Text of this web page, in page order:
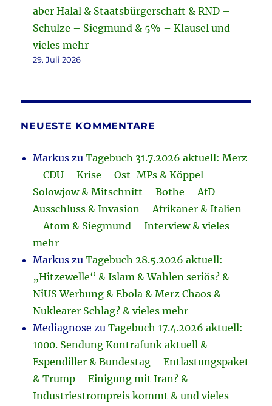
aber Halal & Staatsbürgerschaft & RND –
Schulze – Siegmund & 5% – Klausel und
vieles mehr
29. Juli 2026
NEUESTE KOMMENTARE
Markus zuTagebuch 31.7.2026 aktuell: Merz
– CDU – Krise – Ost-MPs & Köppel –
Solowjow & Mitschnitt – Bothe – AfD –
Ausschluss & Invasion – Afrikaner & Italien
– Atom & Siegmund – Interview & vieles
mehr
Markus zuTagebuch 28.5.2026 aktuell:
„Hitzewelle“ & Islam & Wahlen seriös? &
NiUS Werbung & Ebola & Merz Chaos &
Nuklearer Schlag? & vieles mehr
Mediagnose zuTagebuch 17.4.2026 aktuell:
1000. Sendung Kontrafunk aktuell &
Espendiller & Bundestag – Entlastungspaket
& Trump – Einigung mit Iran? &
Industriestrompreis kommt & und vieles